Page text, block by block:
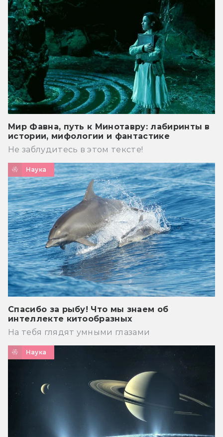
Мир Фавна, путь к Минотавру: лабиринты в
истории, мифологии и фантастике
Не заблудитесь в этом тексте!
Наука
Спасибо за рыбу! Что мы знаем об
интеллекте китообразных
На тебя глядят умными глазами
Наука